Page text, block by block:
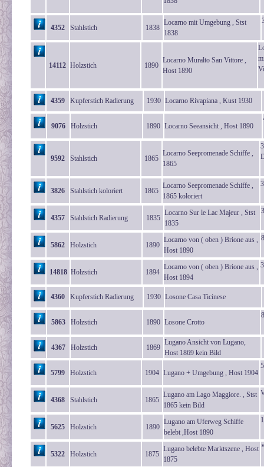
4352 Stahlstich 1838
Locarno mit Umgebung , Stst
1838
14112 Holzstich 1890
Locarno Muralto San Vittore ,
Host 1890
4359 Kupferstich Radierung 1930 Locarno Rivapiana , Kust 1930
9076 Holzstich 1890 Locarno Seeansicht , Host 1890
9592 Stahlstich 1865
Locarno Seepromenade Schiffe ,
1865
3826 Stahlstich koloriert 1865
Locarno Seepromenade Schiffe ,
1865 koloriert
4357 Stahlstich Radierung 1835
Locarno Sur le Lac Majeur , Stst
1835
5862 Holzstich 1890
Locarno von ( oben ) Brione aus ,
Host 1890
14818 Holzstich 1894
Locarno von ( oben ) Brione aus ,
Host 1894
4360 Kupferstich Radierung 1930 Losone Casa Ticinese
5863 Holzstich 1890 Losone Crotto
4367 Holzstich 1869
Lugano Ansicht von Lugano,
Host 1869 kein Bild
5799 Holzstich 1904 Lugano + Umgebung , Host 1904
4368 Stahlstich 1865
Lugano am Lago Maggiore. , Stst
1865 kein Bild
5625 Holzstich 1890
Lugano am Uferweg Schiffe
belebt ,Host 1890
5322 Holzstich 1875
Lugano belebte Marktszene , Host
1875